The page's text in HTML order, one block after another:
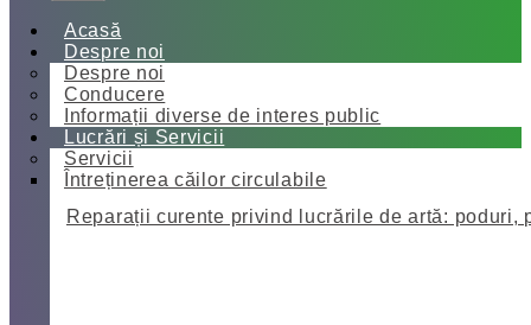
Acasă
Despre noi
Despre noi
Conducere
Informații diverse de interes public
Lucrări și Servicii
Servicii
Întreținerea căilor circulabile
Reparații curente privind lucrările de artă: poduri,